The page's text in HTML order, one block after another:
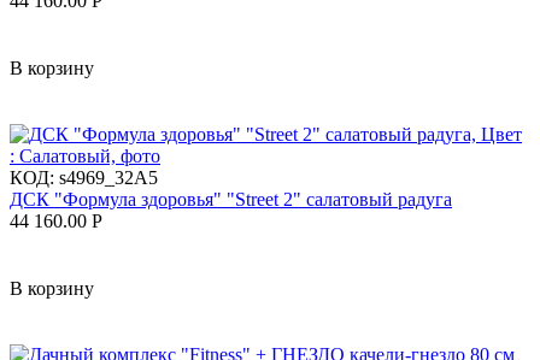
В корзину
КОД: s4969_32A5
ДСК "Формула здоровья" "Street 2" салатовый радуга
44 160.00 Р
В корзину